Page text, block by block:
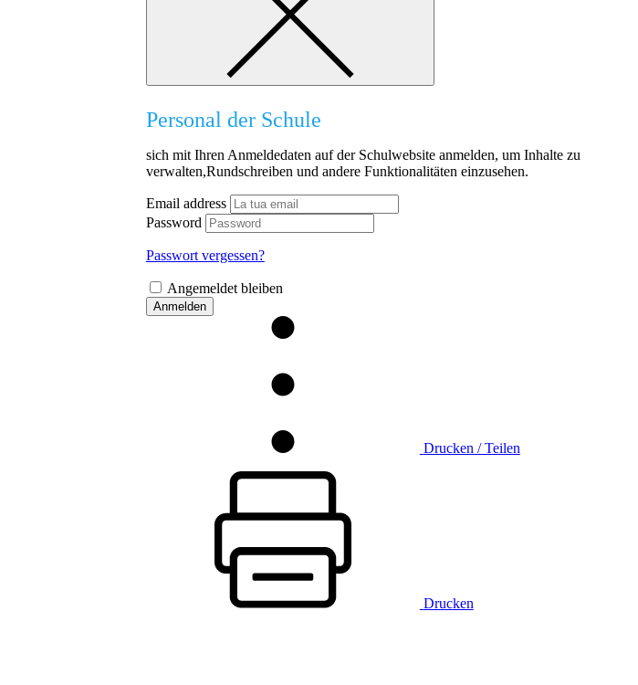
Personal der Schule
sich mit Ihren Anmeldedaten auf der Schulwebsite anmelden, um Inhalte zu
verwalten,Rundschreiben und andere Funktionalitäten einzusehen.
Email address
Password
Passwort vergessen?
Angemeldet bleiben
Anmelden
Drucken / Teilen
Drucken